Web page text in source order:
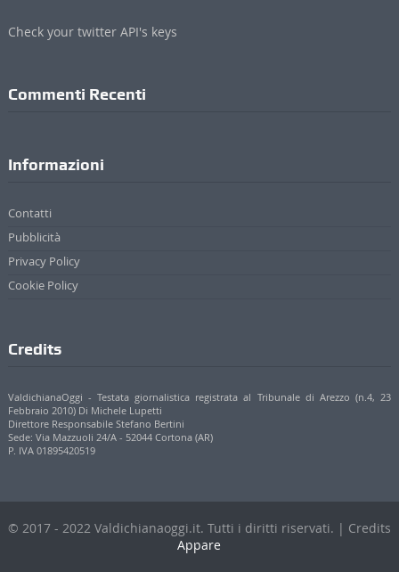
Check your twitter API's keys
Commenti Recenti
Informazioni
Contatti
Pubblicità
Privacy Policy
Cookie Policy
Credits
ValdichianaOggi - Testata giornalistica registrata al Tribunale di Arezzo (n.4, 23
Febbraio 2010) Di Michele Lupetti
Direttore Responsabile Stefano Bertini
Sede: Via Mazzuoli 24/A - 52044 Cortona (AR)
P. IVA 01895420519
© 2017 - 2022 Valdichianaoggi.it. Tutti i diritti riservati. | Credits
Appare